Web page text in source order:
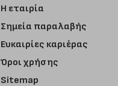
Η εταιρία
Σημεία παραλαβής
Ευκαιρίες καριέρας
Όροι χρήσης
Sitemap